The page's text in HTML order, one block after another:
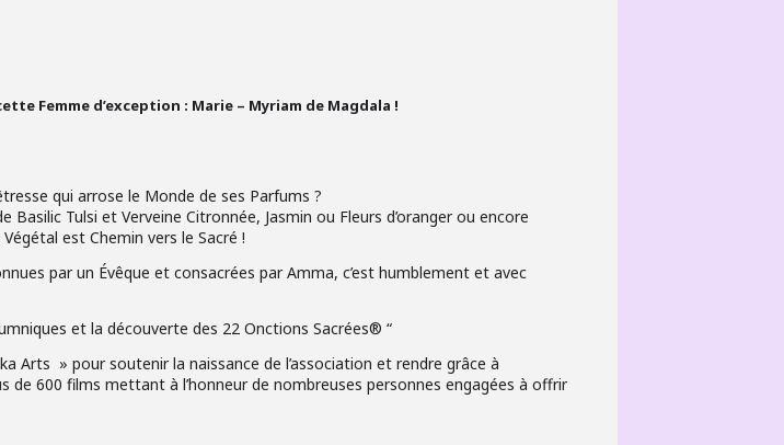
Femme d’exception : Marie – Myriam de Magdala !
qui arrose le Monde de ses Parfums ?
Tulsi et Verveine Citronnée, Jasmin ou Fleurs d’oranger ou encore
est Chemin vers le Sacré !
par un Évêque et consacrées par Amma, c’est humblement et avec
et la découverte des 22 Onctions Sacrées® “
» pour soutenir la naissance de l’association et rendre grâce à
600 films mettant à l’honneur de nombreuses personnes engagées à offrir